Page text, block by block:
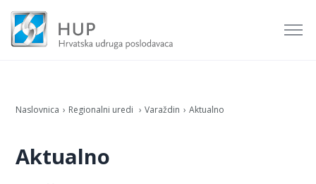
Naslovnica Regionalni uredi Varaždin Aktualno
Aktualno